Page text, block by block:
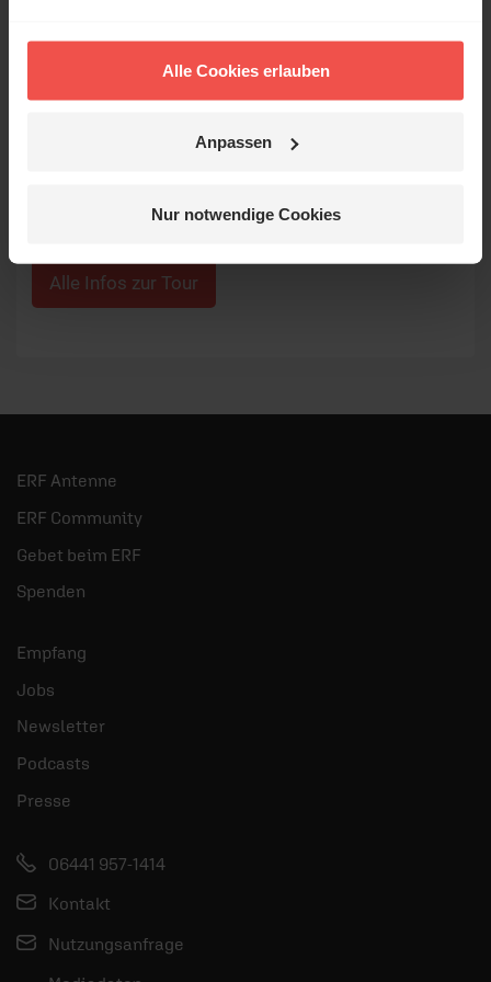
Alle Cookies erlauben
Anpassen
Nur notwendige Cookies
vor den Thron“ bekannt.
19:30 Uhr bzw. 20:00 Uhr
Ticket, solange sie noch verfügbar sind!
Alle Infos zur Tour
ERF Antenne
ERF Community
Gebet beim ERF
Spenden
Empfang
Jobs
Newsletter
Podcasts
Presse
06441 957-1414
Kontakt
Nutzungsanfrage